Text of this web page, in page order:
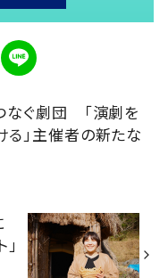
なぐ劇団 「演劇を
」主催者の新たな